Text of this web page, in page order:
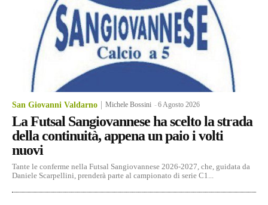
San Giovanni Valdarno Michele Bossini -6 Agosto 2026
La Futsal Sangiovannese ha scelto la strada
della continuità, appena un paio i volti
nuovi
Tante le conferme nella Futsal Sangiovannese 2026-2027, che, guidata da
Daniele Scarpellini, prenderà parte al campionato di serie C1...